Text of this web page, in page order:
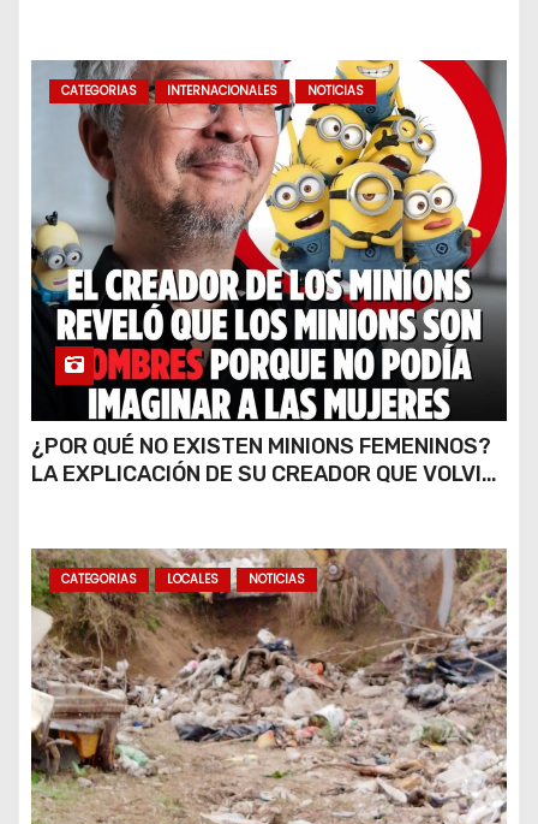
CATEGORIAS INTERNACIONALES NOTICIAS
¿POR QUÉ NO EXISTEN MINIONS FEMENINOS?
LA EXPLICACIÓN DE SU CREADOR QUE VOLVIÓ
CATEGORIAS LOCALES NOTICIAS